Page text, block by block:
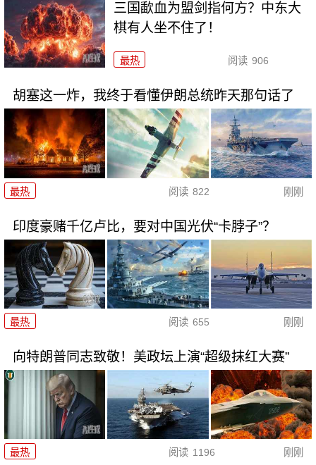
三国歃血为盟剑指何方？中东大
棋有人坐不住了！
最热 阅读 906
胡塞这一炸，我终于看懂伊朗总统昨天那句话了
最热 阅读 822 刚刚
印度豪赌千亿卢比，要对中国光伏“卡脖子”？
最热 阅读 655 刚刚
向特朗普同志致敬！美政坛上演“超级抹红大赛”
最热 阅读 1196 刚刚